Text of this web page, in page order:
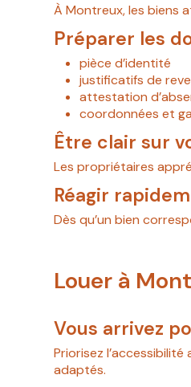
À Montreux, les biens
Préparer les
pièce d’identité
justificatifs de
attestation
coordonnées et
Être clair sur
Les propriétaires
Réagir
Dès qu’un bien
Louer à
Vous arrivez
Priorisez
adaptés.